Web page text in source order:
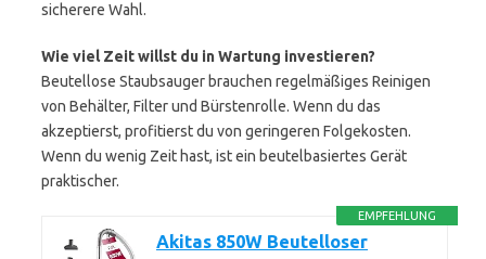
sicherere Wahl.
Wie viel Zeit willst du in Wartung investieren?
Beutellose Staubsauger brauchen regelmäßiges Reinigen
von Behälter, Filter und Bürstenrolle. Wenn du das
akzeptierst, profitierst du von geringeren Folgekosten.
Wenn du wenig Zeit hast, ist ein beutelbasiertes Gerät
praktischer.
EMPFEHLUNG
Akitas 850W Beutelloser